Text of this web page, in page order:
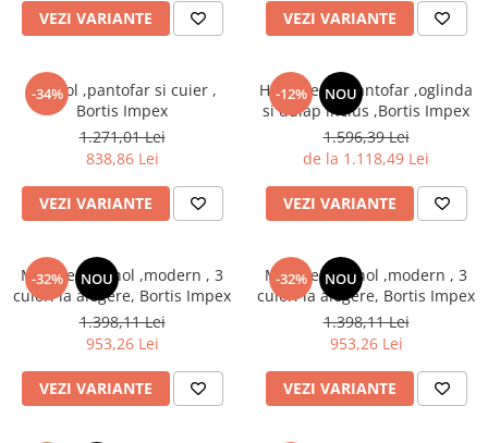
VEZI VARIANTE VEZI VARIANTE
-34%
Set hol ,pantofar si cuier ,
Bortis Impex
1.271,01 Lei
838,86 Lei
VEZI VARIANTE
-12% NOU
Hol/cuier si pantofar ,oglinda
si dulap inclus ,Bortis Impex
1.596,39 Lei
de la 1.118,49 Lei
VEZI VARIANTE
-32% NOU
Mobilier set hol ,modern , 3
culori la alegere, Bortis Impex
1.398,11 Lei
953,26 Lei
VEZI VARIANTE
-32% NOU
Mobilier set hol ,modern , 3
culori la alegere, Bortis Impex
1.398,11 Lei
953,26 Lei
VEZI VARIANTE